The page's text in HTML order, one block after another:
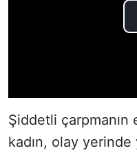
Şiddetli çarpmanın
kadın, olay yerinde